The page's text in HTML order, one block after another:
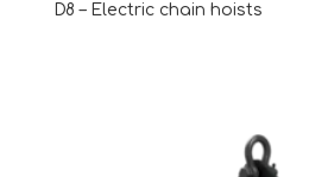
D8 – Electric chain hoists